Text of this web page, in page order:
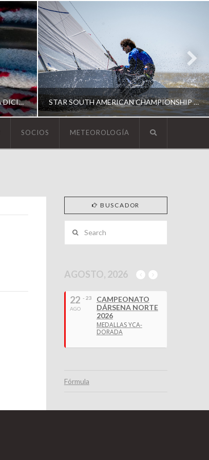
ESCUELA DE YACHTING | AGOSTO A DICIEMBRE 2026 STAR SOUTH AMERICAN CHAMPIONSHIP 2026
SOCIOS METEOROLOGÍA
BUSCADOR
AGOSTO, 2026
22
AGO
- 23
CAMPEONATO
DÁRSENA NORTE
2026
MEDALLAS YCA-
DORADA
Fórmula